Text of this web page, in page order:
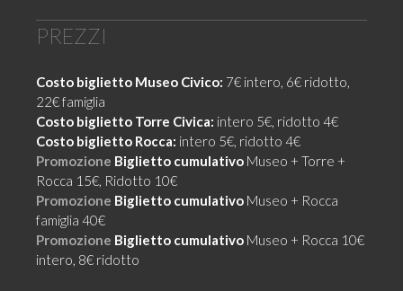
PREZZI
Costo biglietto Museo Civico: 7€ intero, 6€ ridotto,
22€ famiglia
Costo biglietto Torre Civica: intero 5€, ridotto 4€
Costo biglietto Rocca: intero 5€, ridotto 4€
Promozione Biglietto cumulativo Museo + Torre +
Rocca 15€, Ridotto 10€
Promozione Biglietto cumulativo Museo + Rocca
famiglia 40€
Promozione Biglietto cumulativo Museo + Rocca 10€
intero, 8€ ridotto